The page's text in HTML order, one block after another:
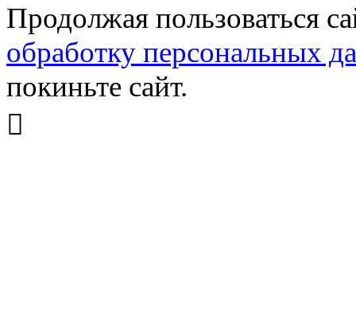
Продолжая пользоваться
обработку персональных
покиньте сайт.
